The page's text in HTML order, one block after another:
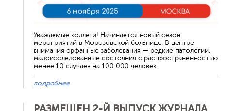
Уважаемые коллеги! Начинается новый сезон
мероприятий в Морозовской больнице. В центре
внимания орфанные заболевания — редкие патологии,
малоисследованные состояния с распространенностью
менее 10 случаев на 100 000 человек.
подробнее
РАЗМЕЩЕН 2-Й ВЫПУСК ЖУРНАЛА
Отменить